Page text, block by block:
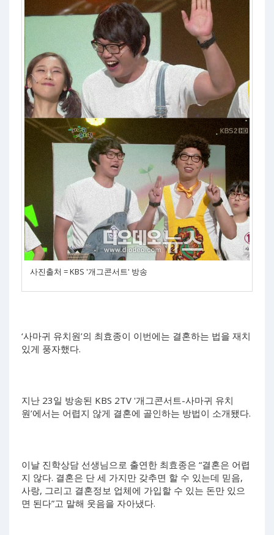
사진출처 = KBS '개그콘서트' 방송
‘사마귀 유치원’의 최효종이 이번에는 결혼하는 법을 재치
있게 풍자했다.
지난 23일 방송된 KBS 2TV '개그콘서트-사마귀 유치
원’에서는 어렵지 않게 결혼에 골인하는 방법이 소개됐다.
이날 진학상담 선생님으로 출연한 최효종은 “결혼은 어렵
지 않다. 결혼은 단 세 가지만 갖추면 할 수 있는데 믿음,
사랑, 그리고 결혼정보 업체에 가입할 수 있는 돈만 있으
면 된다”고 말해 웃음을 자아냈다.